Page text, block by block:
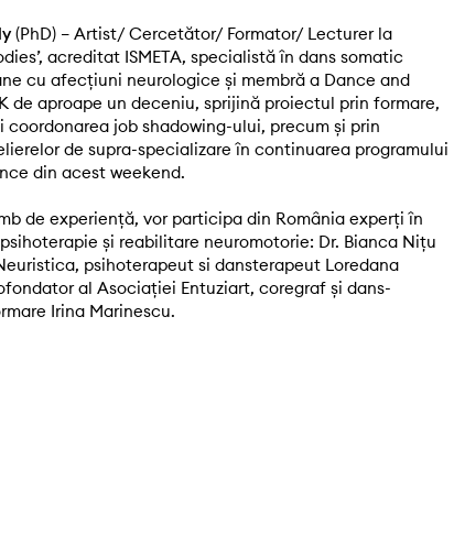
(PhD) – Artist/ Cercetător/ Formator/ Lecturer la
acreditat ISMETA, specialistă în dans somatic
cu afecțiuni neurologice și membră a Dance and
de aproape un deceniu, sprijină proiectul prin formare,
coordonarea job shadowing-ului, precum și prin
de supra-specializare în continuarea programului
din acest weekend.
de experiență, vor participa din România experți în
și reabilitare neuromotorie: Dr. Bianca Nițu
psihoterapeut si dansterapeut Loredana
al Asociației Entuziart, coregraf și dans-
Irina Marinescu.